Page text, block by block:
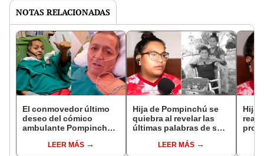
NOTAS RELACIONADAS
El conmovedor último
deseo del cómico
ambulante Pompinchú
"Puede suceder
LEER MÁS
Hija de Pompinchú se
quiebra al revelar las
últimas palabras de su
"Que cuidara mucho a
LEER MÁS
Hija